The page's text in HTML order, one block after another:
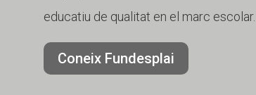
educatiu de qualitat en el marc escolar.
Coneix Fundesplai